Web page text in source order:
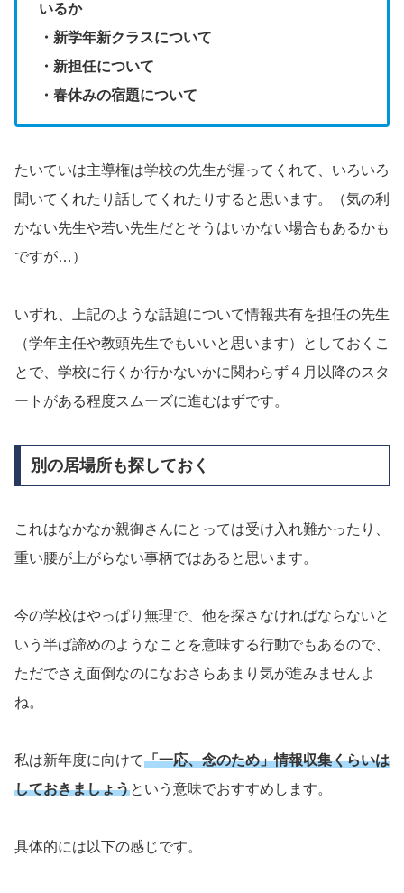
いるか
・新学年新クラスについて
・新担任について
・春休みの宿題について
たいていは主導権は学校の先生が握ってくれて、いろいろ
聞いてくれたり話してくれたりすると思います。（気の利
かない先生や若い先生だとそうはいかない場合もあるかも
ですが…）
いずれ、上記のような話題について情報共有を担任の先生
（学年主任や教頭先生でもいいと思います）としておくこ
とで、学校に行くか行かないかに関わらず４月以降のスタ
ートがある程度スムーズに進むはずです。
別の居場所も探しておく
これはなかなか親御さんにとっては受け入れ難かったり、
重い腰が上がらない事柄ではあると思います。
今の学校はやっぱり無理で、他を探さなければならないと
いう半ば諦めのようなことを意味する行動でもあるので、
ただでさえ面倒なのになおさらあまり気が進みませんよ
ね。
私は新年度に向けて「一応、念のため」情報収集くらいは
しておきましょうという意味でおすすめします。
具体的には以下の感じです。